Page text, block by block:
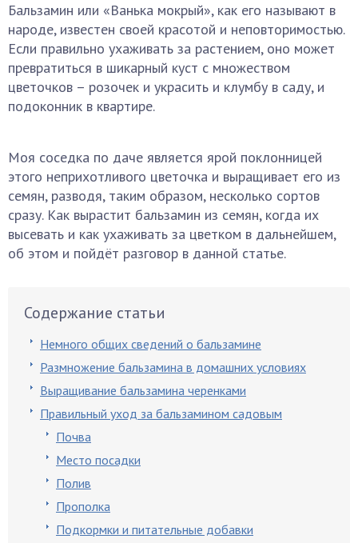
Бальзамин или «Ванька мокрый», как его называют в
народе, известен своей красотой и неповторимостью.
Если правильно ухаживать за растением, оно может
превратиться в шикарный куст с множеством
цветочков – розочек и украсить и клумбу в саду, и
подоконник в квартире.
Моя соседка по даче является ярой поклонницей
этого неприхотливого цветочка и выращивает его из
семян, разводя, таким образом, несколько сортов
сразу. Как вырастит бальзамин из семян, когда их
высевать и как ухаживать за цветком в дальнейшем,
об этом и пойдёт разговор в данной статье.
Содержание статьи
Немного общих сведений о бальзамине
Размножение бальзамина в домашних условиях
Выращивание бальзамина черенками
Правильный уход за бальзамином садовым
Почва
Место посадки
Полив
Прополка
Подкормки и питательные добавки